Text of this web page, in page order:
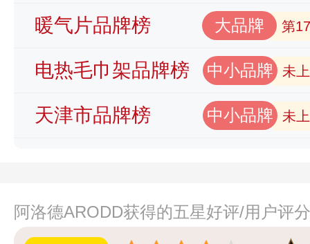
暖气片品牌榜 大品牌 第
电热毛巾架品牌榜 中小品牌 未
天津市品牌榜 中小品牌 未
阿洛德ARODD获得的五星好评/用户评